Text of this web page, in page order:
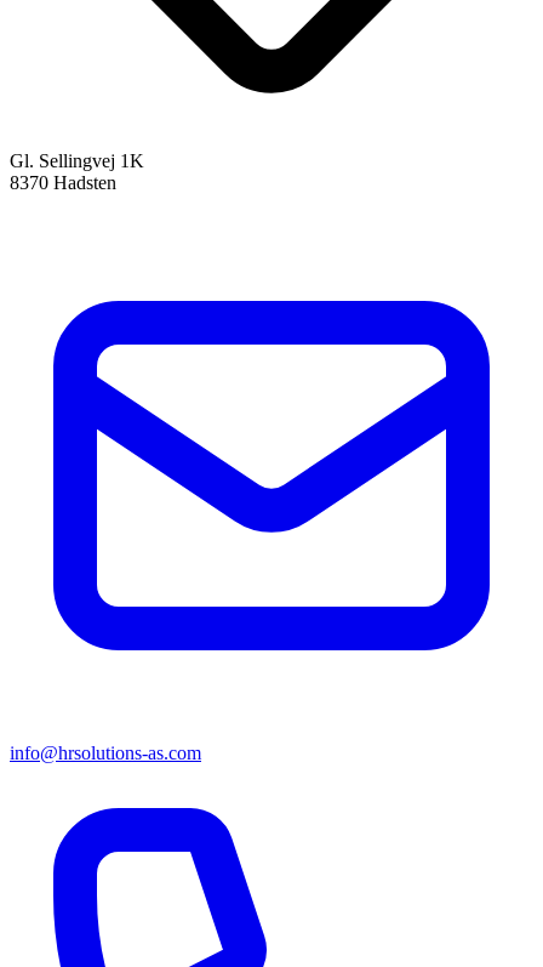
Gl. Sellingvej 1K
8370 Hadsten
info@hrsolutions-as.com